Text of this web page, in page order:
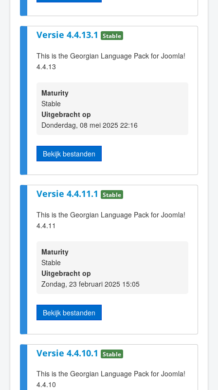
Versie 4.4.13.1 Stable
This is the Georgian Language Pack for Joomla!
4.4.13
Maturity
Stable
Uitgebracht op
Donderdag, 08 mei 2025 22:16
Bekijk bestanden
Versie 4.4.11.1 Stable
This is the Georgian Language Pack for Joomla!
4.4.11
Maturity
Stable
Uitgebracht op
Zondag, 23 februari 2025 15:05
Bekijk bestanden
Versie 4.4.10.1 Stable
This is the Georgian Language Pack for Joomla!
4.4.10